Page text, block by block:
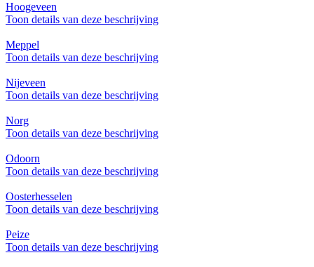
Hoogeveen
Toon details van deze beschrijving
Meppel
Toon details van deze beschrijving
Nijeveen
Toon details van deze beschrijving
Norg
Toon details van deze beschrijving
Odoorn
Toon details van deze beschrijving
Oosterhesselen
Toon details van deze beschrijving
Peize
Toon details van deze beschrijving